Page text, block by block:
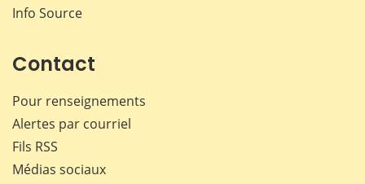
Info Source
Contact
Pour renseignements
Alertes par courriel
Fils RSS
Médias sociaux